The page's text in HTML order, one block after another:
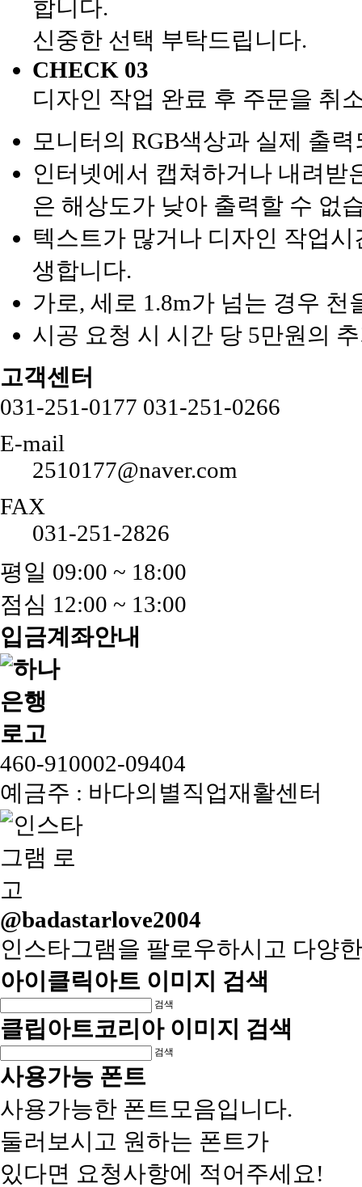
합니다.
신중한 선택 부탁드립니다.
CHECK 03
디자인 작업 완료 후 주문을 취
모니터의 RGB색상과 실제 출
인터넷에서 캡쳐하거나 내려받
은 해상도가 낮아 출력할 수 없
텍스트가 많거나 디자인 작업
생합니다.
가로, 세로 1.8m가 넘는 경우
시공 요청 시 시간 당 5만원의
고객센터
031-251-0177 031-251-0266
E-mail
2510177@naver.com
FAX
031-251-2826
평일 09:00 ~ 18:00
점심 12:00 ~ 13:00
입금계좌안내
460-910002-09404
예금주 : 바다의별직업재활센터
@badastarlove2004
인스타그램을 팔로우하시고 다양
아이클릭아트 이미지 검색
검색
클립아트코리아 이미지 검색
검색
사용가능 폰트
사용가능한 폰트모음입니다.
둘러보시고 원하는 폰트가
있다면 요청사항에 적어주세요!